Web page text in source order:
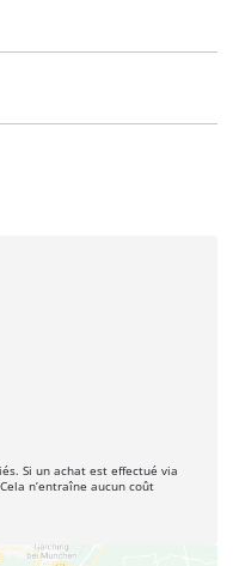
Si un achat est effectué via
n’entraîne aucun coût